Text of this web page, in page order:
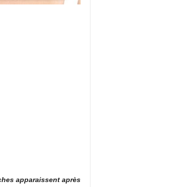
apparaissent après